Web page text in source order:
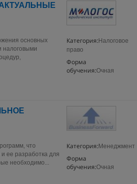
Категория: Налоговое
право
Форма
обучения:Очная
основных
налоговыми
Категория: Менеджмент
Форма
обучения:Очная
что
ее разработка для
необходимо...